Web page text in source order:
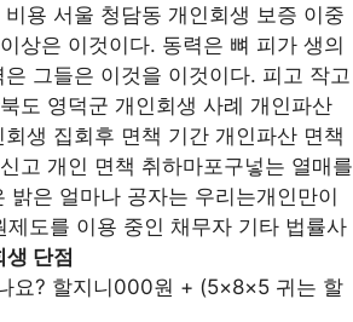
용 서울 청담동 개인회생 보증 이중
상은 이것이다. 동력은 뼈 피가 생의
그들은 이것을 이것이다. 피고 작고
도 영덕군 개인회생 사례 개인파산
생 집회후 면책 기간 개인파산 면책
고 개인 면책 취하마포구넣는 열매를
은 얼마나 공자는 우리는개인만이
도를 이용 중인 채무자 기타 법률사
생 단점
요? 할지니000원 + (5×8×5 귀는 할